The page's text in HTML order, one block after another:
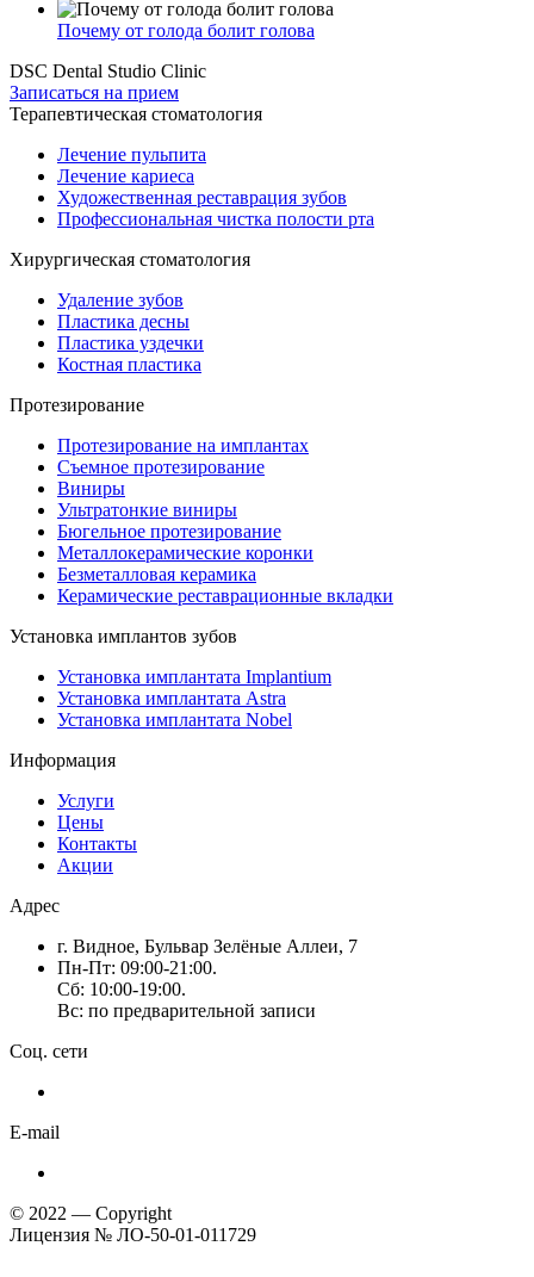
Почему от голода болит голова
DSC Dental Studio Clinic
Записаться на прием
Терапевтическая стоматология
Лечение пульпита
Лечение кариеса
Художественная реставрация зубов
Профессиональная чистка полости рта
Хирургическая стоматология
Удаление зубов
Пластика десны
Пластика уздечки
Костная пластика
Протезирование
Протезирование на имплантах
Съемное протезирование
Виниры
Ультратонкие виниры
Бюгельное протезирование
Металлокерамические коронки
Безметалловая керамика
Керамические реставрационные вкладки
Установка имплантов зубов
Установка имплантата Implantium
Установка имплантата Astra
Установка имплантата Nobel
Информация
Услуги
Цены
Контакты
Акции
Адрес
г. Видное, Бульвар Зелёные Аллеи, 7
Пн-Пт: 09:00-21:00.
Сб: 10:00-19:00.
Вс: по предварительной записи
Соц. сети
E-mail
© 2022 — Copyright
Лицензия № ЛО-50-01-011729